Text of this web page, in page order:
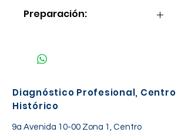
Preparación:
Diagnóstico Profesional, Centro
Histórico
9a Avenida 10-00 Zona 1, Centro